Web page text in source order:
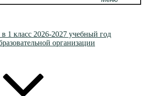
1 класс 2026-2027 учебный год
организации